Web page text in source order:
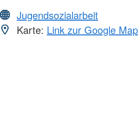
Jugendsozialarbeit
Karte: Link zur Google